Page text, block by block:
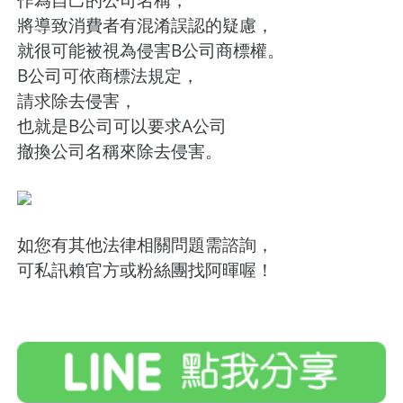
將導致消費者有混淆誤認的疑慮，
就很可能被視為侵害B公司商標權。
B公司可依商標法規定，
請求除去侵害，
也就是B公司可以要求A公司
撤換公司名稱來除去侵害。
如您有其他法律相關問題需諮詢，
可私訊賴官方或粉絲團找阿暉喔！